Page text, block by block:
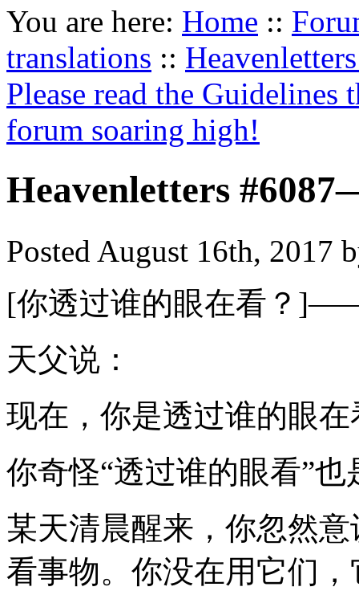
You are here: Home ::
translations ::
Please read the Guidelines
forum soaring high!
Heavenletters
Posted August 16th, 2017
[你透过谁的眼在看？
天父说：
现在，你是透过谁的眼在
你奇怪“透过谁的眼看”
某天清晨醒来，你忽然
看事物。你没在用它们